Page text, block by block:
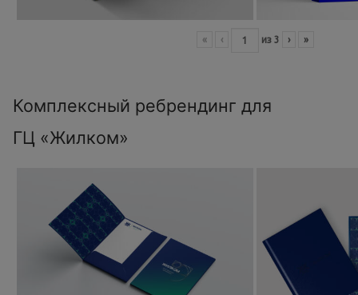
« ‹ из 3 › »
Комплексный ребрендинг для
ГЦ «Жилком»